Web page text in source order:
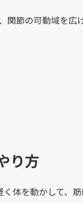
関節の可動域を広
り方
く体を動かして、筋